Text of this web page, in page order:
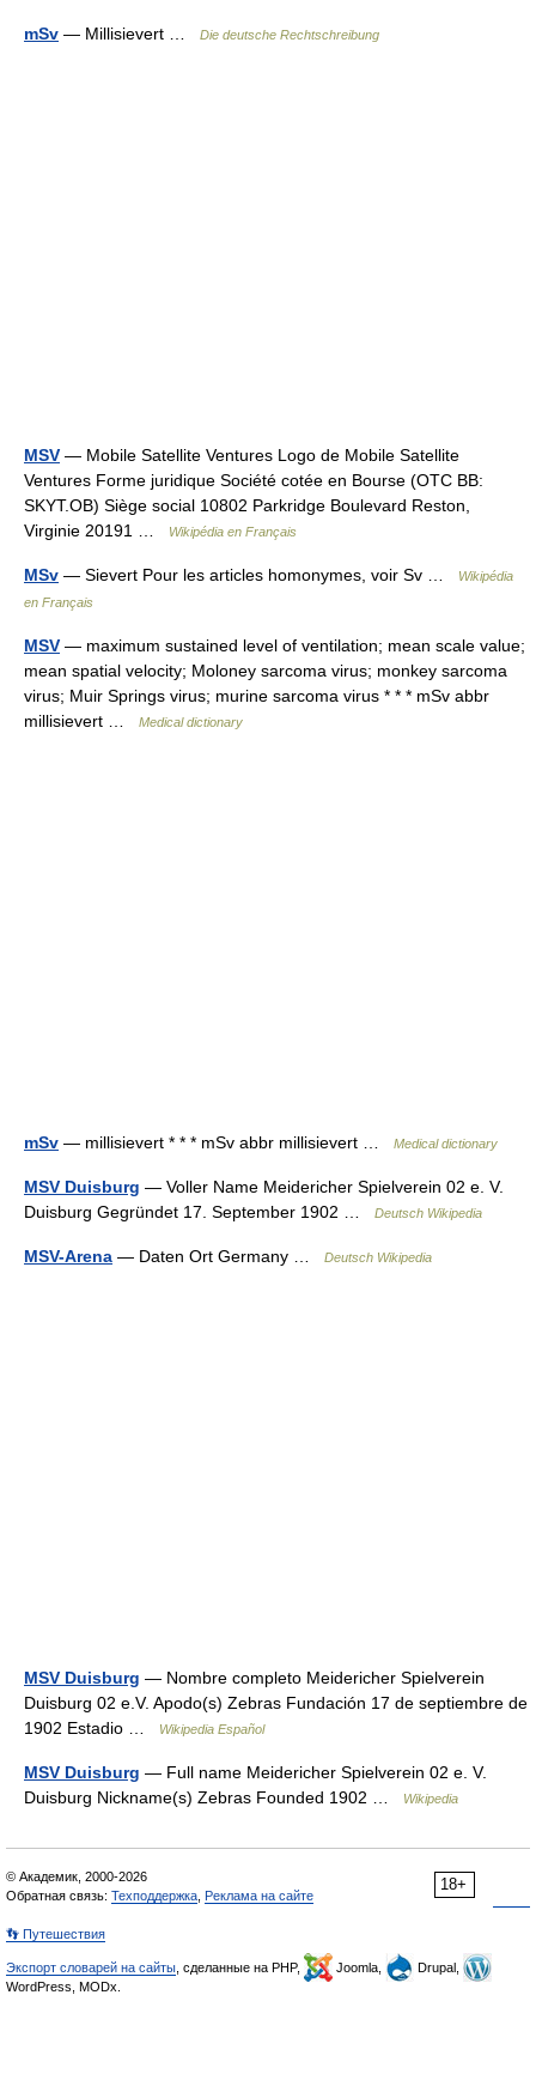
mSv — Millisievert … Die deutsche Rechtschreibung
MSV — Mobile Satellite Ventures Logo de Mobile Satellite
Ventures Forme juridique Société cotée en Bourse (OTC BB:
SKYT.OB) Siège social 10802 Parkridge Boulevard Reston,
Virginie 20191 …
Wikipédia en Français
MSv — Sievert Pour les articles homonymes, voir Sv …
Wikipédia
en Français
MSV — maximum sustained level of ventilation; mean scale value;
mean spatial velocity; Moloney sarcoma virus; monkey sarcoma
virus; Muir Springs virus; murine sarcoma virus * * * mSv abbr
millisievert …
Medical dictionary
mSv — millisievert * * * mSv abbr millisievert … Medical dictionary
MSV Duisburg — Voller Name Meidericher Spielverein 02 e. V.
Duisburg Gegründet 17. September 1902 …
Deutsch Wikipedia
MSV-Arena — Daten Ort Germany … Deutsch Wikipedia
MSV Duisburg — Nombre completo Meidericher Spielverein
Duisburg 02 e.V. Apodo(s) Zebras Fundación 17 de septiembre de
1902 Estadio …
Wikipedia Español
MSV Duisburg — Full name Meidericher Spielverein 02 e. V.
Duisburg Nickname(s) Zebras Founded 1902 …
Wikipedia
18+
© Академик, 2000-2026
Обратная связь: Техподдержка Реклама на сайте
👣 Путешествия
Экспорт словарей на сайты , сделанные на PHP, Joomla,
Drupal,
WordPress, MODx.